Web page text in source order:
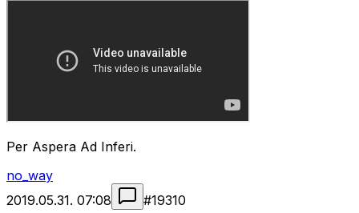
Per Aspera Ad Inferi.
no_way
2019.05.31. 07:08
#19310